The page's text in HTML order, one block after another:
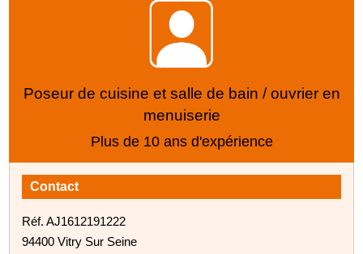
Poseur de cuisine et salle de bain / ouvrier en
menuiserie
Plus de 10 ans d'expérience
Contact
Réf. AJ1612191222
94400 Vitry Sur Seine